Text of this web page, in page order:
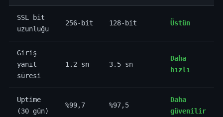
SSL bit
uzunluğu
256-bit 128-bit Üstün
Giriş
yanıt
süresi
1.2 sn 3.5 sn
Daha
hızlı
Uptime
(30 gün)
%99,7 %97,5
Daha
güvenilir